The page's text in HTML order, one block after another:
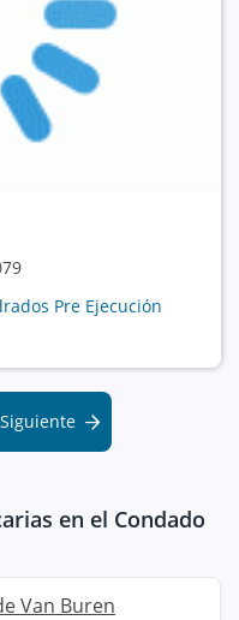
Pre Ejecución
Siguiente
en el Condado
Van Buren